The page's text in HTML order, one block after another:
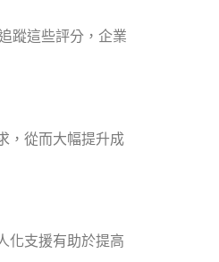
蹤這些評分，企業
，從而大幅提升成
化支援有助於提高